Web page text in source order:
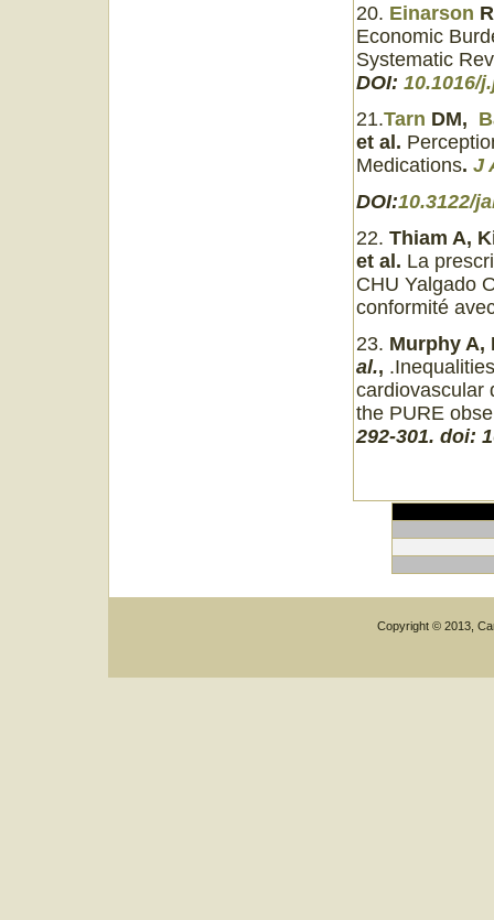
20. Einarson
Economic
Systematic
DOI: 10.1016/
21.Tarn DM,
et al.
Medications. J
DOI:10.3122/
22. Thiam A,
et al. La
CHU Yalgado
conformité
23. Murphy A,
al.,
cardiovascular
the PURE
292‑301. doi:
Copyright © 2013,